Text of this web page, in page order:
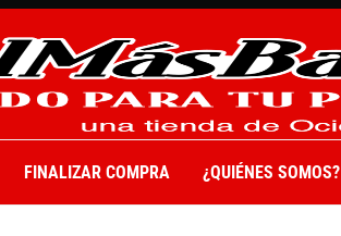
FINALIZAR COMPRA ¿QUIÉNES SOMOS?